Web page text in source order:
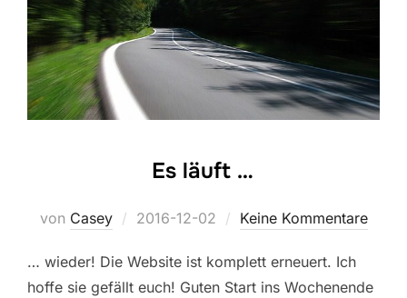
Es läuft …
von Casey
Veröffentlicht
2016-12-02 Keine Kommentare
… wieder! Die Website ist komplett erneuert. Ich
hoffe sie gefällt euch! Guten Start ins Wochenende